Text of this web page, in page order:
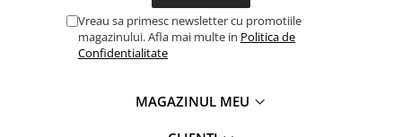
Incarcatoare 24V
Vreau sa primesc newsletter cu promotiile
magazinului. Afla mai multe in Politica de
Confidentialitate
MAGAZINUL MEU